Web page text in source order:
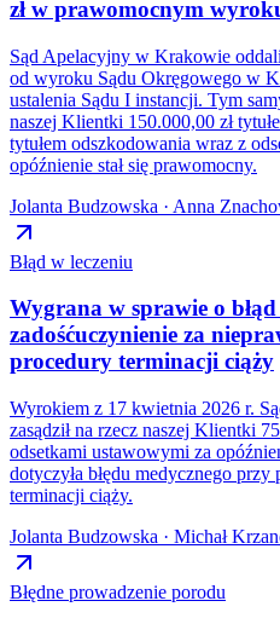
zł w prawomocnym
Sąd Apelacyjny w Krakowie
od wyroku Sądu Okręgowego w
ustalenia Sądu I instancji. Tym
naszej Klientki 150.000,00 zł
tytułem odszkodowania wraz z
opóźnienie stał się prawomocny.
Jolanta Budzowska · Anna
Błąd w leczeniu
Wygrana w sprawie o
zadośćuczynienie za
procedury terminacji ciąży
Wyrokiem z 17 kwietnia 2026 r.
zasądził na rzecz naszej Klientki
odsetkami ustawowymi za
dotyczyła błędu medycznego
terminacji ciąży.
Jolanta Budzowska · Michał
Błędne prowadzenie porodu